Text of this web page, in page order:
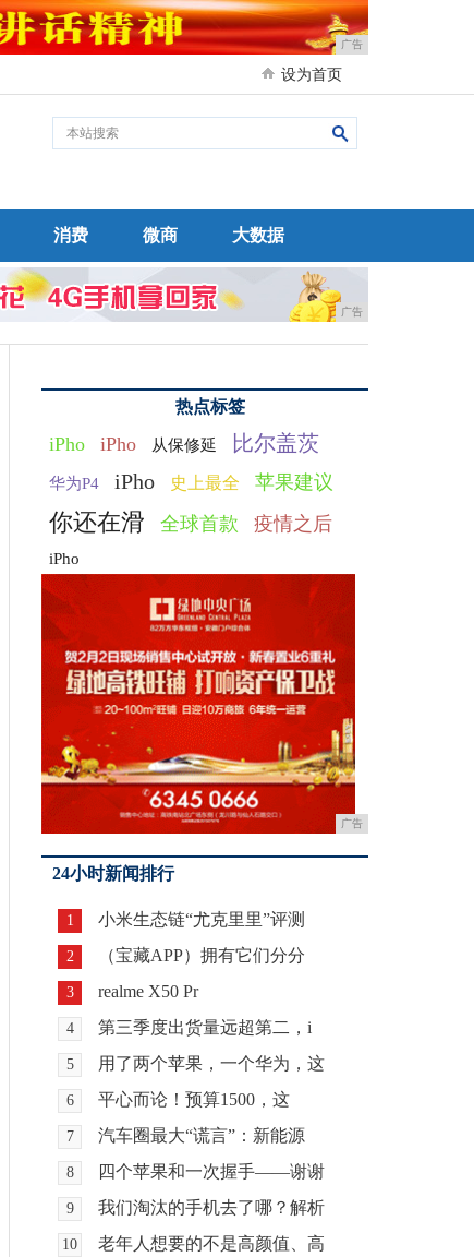
广告
设为首页
消费 微商 大数据
广告
热点标签
iPho iPho 从保修延 比尔盖茨
华为P4 iPho 史上最全 苹果建议
你还在滑 全球首款 疫情之后
iPho
广告
24小时新闻排行
1 小米生态链“尤克里里”评测
2 （宝藏APP）拥有它们分分
3 realme X50 Pr
4 第三季度出货量远超第二，i
5 用了两个苹果，一个华为，这
6 平心而论！预算1500，这
7 汽车圈最大“谎言”：新能源
8 四个苹果和一次握手——谢谢
9 我们淘汰的手机去了哪？解析
10 老年人想要的不是高颜值、高